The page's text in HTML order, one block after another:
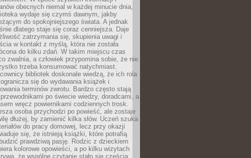
obecnych niemal w każdej minucie dnia,
wydaje się czymś dawnym, jakby
do spokojniejszego świata. A jednak
dlatego staje się coraz cenniejsza. Daje
zatrzymania się, skupienia uwagi i
w kontakt z myślą, która nie została
do kilku zdań. W takim miejscu czas
zwalnia, a człowiek przypomina sobie, że nie
trzeba konsumować natychmiast.
bibliotek doskonale wiedzą, że ich rola
się do wydawania książek i
terminów zwrotu. Bardzo często stają
po świecie wiedzy, doradcami, a
wręcz powiernikami codziennych trosk.
osoba przychodzi po powieść, ale zostaje
dłużej, by zamienić kilka słów. Uczeń szuka
do pracy domowej, lecz przy okazji
się, że istnieją książki, które potrafią
prawdziwą pasję. Rodzic z dzieckiem
kolorowe opowieści, a po kilku wizytach
że wspólne czytanie stało się częścią